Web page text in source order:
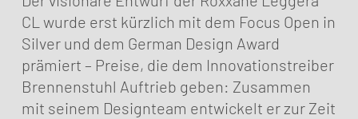
CL wurde erst kürzlich mit dem Focus Open in
Silver und dem German Design Award
prämiert – Preise, die dem Innovationstreiber
Brennenstuhl Auftrieb geben: Zusammen
mit seinem Designteam entwickelt er zur Zeit